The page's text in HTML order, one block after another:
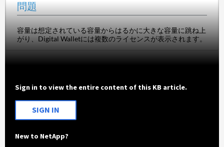
問題
容量は想定されている容量からはるかに大きな容量に跳ね上
がり、Digital Walletには複数のライセンスが表示されます。
Sign in to view the entire content of this KB article.
SIGN IN
New to NetApp?